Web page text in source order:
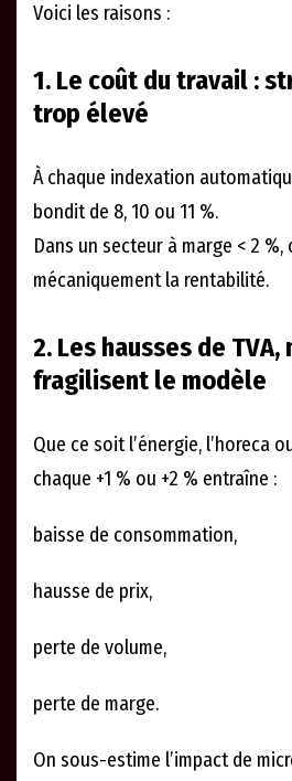
Voici les raisons :
1. Le coût du travail :
trop élevé
À chaque indexation
bondit de 8, 10 ou 11 %.
Dans un secteur à marge < 2
mécaniquement la rentabilité.
2. Les hausses de
fragilisent le modèle
Que ce soit l’énergie, l’horeca
chaque +1 % ou +2 % entraîne :
baisse de consommation,
hausse de prix,
perte de volume,
perte de marge.
On sous-estime l’impact de